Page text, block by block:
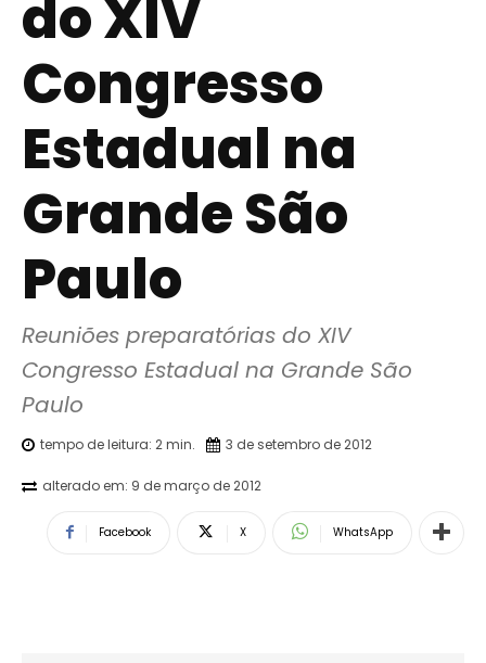
do XIV
Congresso
Estadual na
Grande São
Paulo
Reuniões preparatórias do XIV
Congresso Estadual na Grande São
Paulo
tempo de leitura: 2min. 3 de setembro de 2012
alterado em: 9 de março de 2012
Facebook X WhatsApp